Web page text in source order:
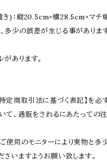
き)：縦20.5cm×横28.5cm×マチ
多少の誤差が生じる事がありま
があります。
定商取引法に基づく表記】を必
いて、通販をされるにあたっての
使用のモニターにより実物と
さいますようお願い致します。